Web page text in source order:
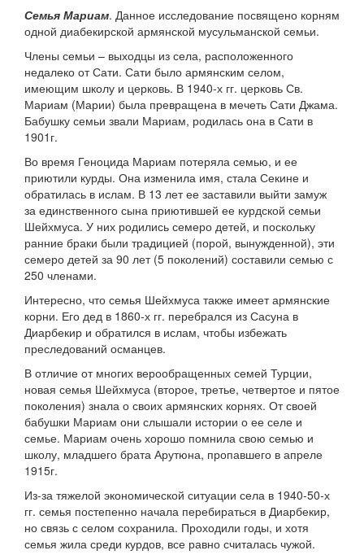
Семья Мариам. Данное исследование посвящено корням
одной диабекирской армянской мусульманской семьи.
Члены семьи – выходцы из села, расположенного
недалеко от Сати. Сати было армянским селом,
имеющим школу и церковь. В 1940-х гг. церковь Св.
Мариам (Марии) была превращена в мечеть Сати Джама.
Бабушку семьи звали Мариам, родилась она в Сати в
1901г.
Во время Геноцида Мариам потеряла семью, и ее
приютили курды. Она изменила имя, стала Секине и
обратилась в ислам. В 13 лет ее заставили выйти замуж
за единственного сына приютившей ее курдской семьи
Шейхмуса. У них родились семеро детей, и поскольку
ранние браки были традицией (порой, вынужденной), эти
семеро детей за 90 лет (5 поколений) составили семью с
250 членами.
Интересно, что семья Шейхмуса также имеет армянские
корни. Его дед в 1860-х гг. перебрался из Сасуна в
Диарбекир и обратился в ислам, чтобы избежать
преследований османцев.
В отличие от многих верообращенных семей Турции,
новая семья Шейхмуса (второе, третье, четвертое и пятое
поколения) знала о своих армянских корнях. От своей
бабушки Мариам они слышали истории о ее селе и
семье. Мариам очень хорошо помнила свою семью и
школу, младшего брата Арутюна, пропавшего в апреле
1915г.
Из-за тяжелой экономической ситуации села в 1940-50-х
гг. семья постепенно начала перебираться в Диарбекир,
но связь с селом сохранила. Проходили годы, и хотя
семья жила среди курдов, все равно считалась чужой.